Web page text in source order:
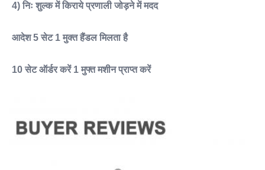
4) निः शुल्क में किराये प्रणाली जोड़ने में मदद
आदेश 5 सेट 1 मुक्त हैंडल मिलता है
10 सेट ऑर्डर करें 1 मुफ्त मशीन प्राप्त करें